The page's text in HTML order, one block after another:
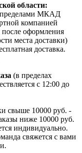
области:
пределами МКАД
компанией
оформления
места доставки)
доставка.
(в пределах
с 12:00 до
свыше 10000 руб. -
ниже 10000 руб.
индивидуально.
свяжется с вами